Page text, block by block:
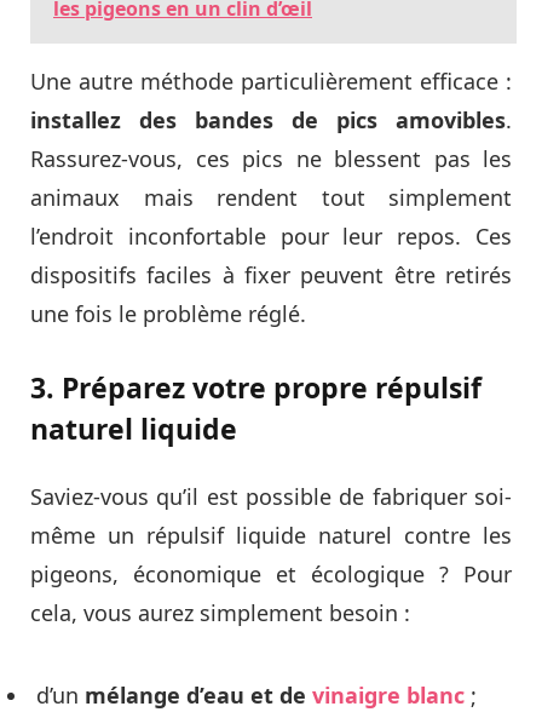
les pigeons en un clin d’œil
Une autre méthode particulièrement efficace :
installez des bandes de pics amovibles.
Rassurez-vous, ces pics ne blessent pas les
animaux mais rendent tout simplement
l’endroit inconfortable pour leur repos. Ces
dispositifs faciles à fixer peuvent être retirés
une fois le problème réglé.
3. Préparez votre propre répulsif
naturel liquide
Saviez-vous qu’il est possible de fabriquer soi-
même un répulsif liquide naturel contre les
pigeons, économique et écologique ? Pour
cela, vous aurez simplement besoin :
d’un mélange d’eau et de vinaigre blanc ;